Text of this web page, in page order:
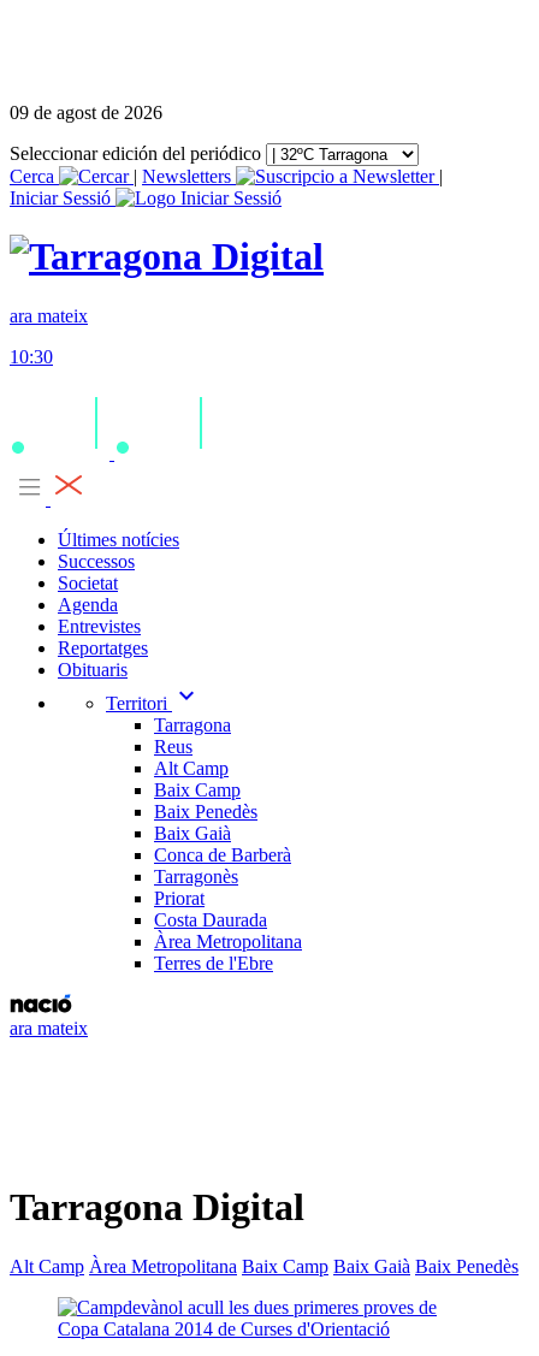
09 de agost de 2026
Seleccionar edición del periódico
Cerca
| Newsletters
|
Iniciar Sessió
ara mateix
10:30
Últimes notícies
Successos
Societat
Agenda
Entrevistes
Reportatges
Obituaris
Territori
expand_more
Tarragona
Reus
Alt Camp
Baix Camp
Baix Penedès
Baix Gaià
Conca de Barberà
Tarragonès
Priorat
Costa Daurada
Àrea Metropolitana
Terres de l'Ebre
ara mateix
Tarragona Digital
Alt Camp Àrea Metropolitana Baix Camp Baix Gaià Baix Penedès